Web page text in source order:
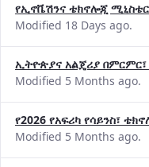
የኢኖቬሽንና ቴክኖሎጂ
Modified 18 Days ago.
ኢትዮጵያና አልጄሪያ
Modified 5 Months ago.
የ2026 የአፍሪካ የሳይንስ፣
Modified 5 Months ago.